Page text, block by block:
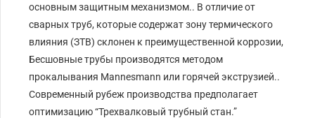
основным защитным механизмом.. В отличие от
сварных труб, которые содержат зону термического
влияния (ЗТВ) склонен к преимущественной коррозии,
Бесшовные трубы производятся методом
прокалывания Mannesmann или горячей экструзией..
Современный рубеж производства предполагает
оптимизацию “Трехвалковый трубный стан.”